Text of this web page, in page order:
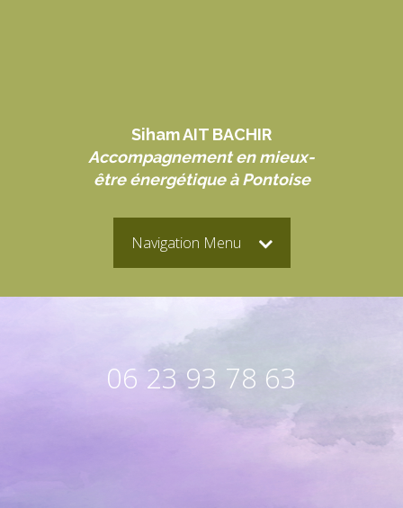
Siham AIT BACHIR
Accompagnement en mieux-
être énergétique à Pontoise
Navigation Menu
06 23 93 78 63